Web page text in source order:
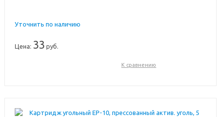
Уточнить по наличию
Цена: 33 руб.
К сравнению